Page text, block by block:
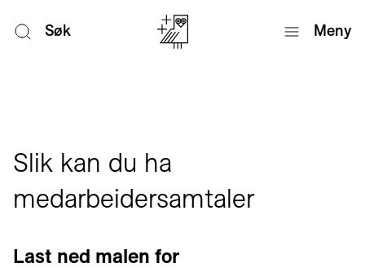
Søk Meny
Slik kan du ha
medarbeidersamtaler
Last ned malen for